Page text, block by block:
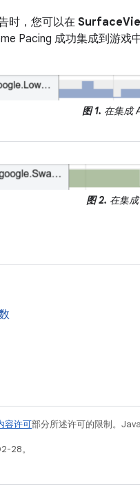
时，您可以在
Pacing 成功集成到游戏
图 1. 在集成
图 2. 在集
容许可部分所述许可的限制。
28。